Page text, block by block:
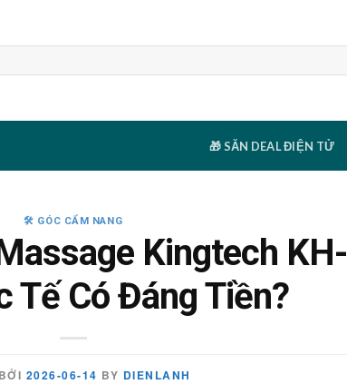
🎁 SĂN DEAL ĐIỆN TỬ
🛠️ GÓC CẨM NANG
Kingtech KH-
Tế Có Đáng Tiền?
2026-06-14 BY DIENLANH